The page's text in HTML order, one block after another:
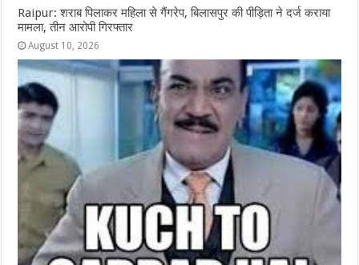
Raipur: शराब पिलाकर महिला से गैंगरेप, बिलासपुर की पीड़िता ने दर्ज कराया
मामला, तीन आरोपी गिरफ्तार
August 10, 2026